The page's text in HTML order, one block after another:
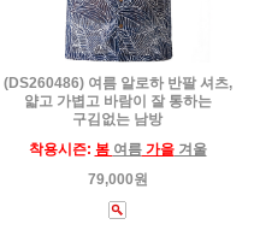
(DS260486) 여름 알로하 반팔 셔츠,
얇고 가볍고 바람이 잘 통하는
구김없는 남방
착용시즌: 봄 여름가을겨울
79,000원